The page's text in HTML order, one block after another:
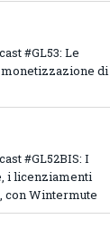
#GL53: Le
di
#GL52BIS: I
i licenziamenti
con Wintermute